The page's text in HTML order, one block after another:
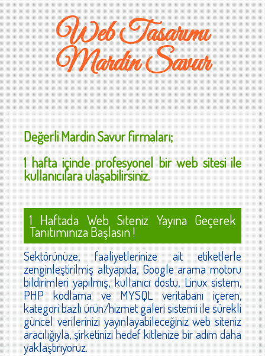
Web Tasarımı
Mardin Savur
DeğerliMardin Savurfirmaları;
1 hafta içinde profesyonel bir web sitesi ile
kullanıcılara ulaşabilirsiniz.
1 Haftada Web Siteniz Yayına Geçerek
Tanıtımınıza Başlasın !
Sektörünüze, faaliyetlerinize ait etiketlerle
zenginleştirilmiş altyapıda, Google arama motoru
bildirimleri yapılmış, kullanıcı dostu, Linux sistem,
PHP kodlama ve MYSQL veritabanı içeren,
kategori bazlı ürün/hizmet galeri sistemi ile sürekli
güncel verilerinizi yayınlayabileceğiniz web siteniz
aracılığıyla, şirketinizi hedef kitlenize bir adım daha
yaklaştırıyoruz.